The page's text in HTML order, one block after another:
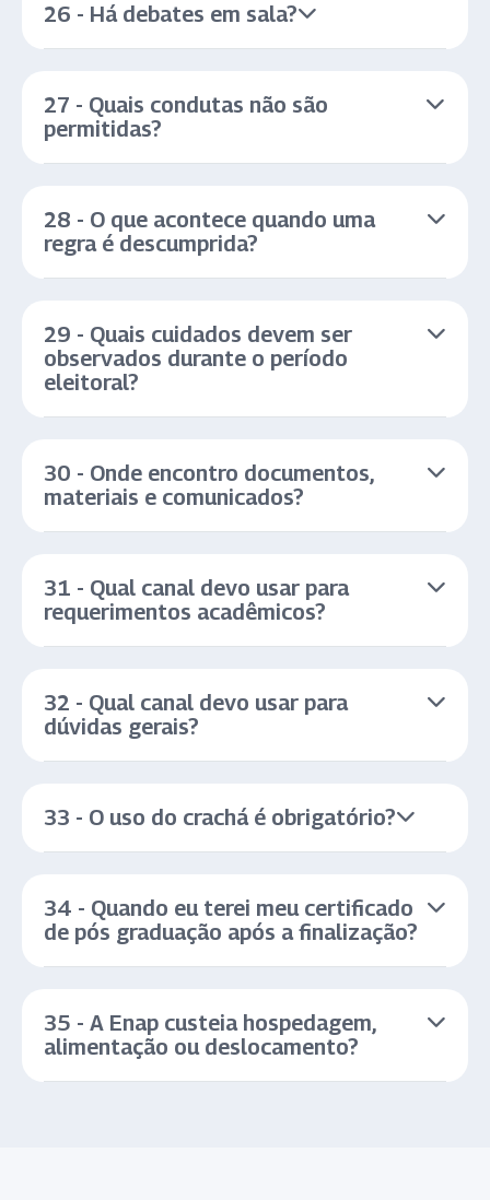
26 - Há debates em sala?
27 - Quais condutas não são
permitidas?
28 - O que acontece quando uma
regra é descumprida?
29 - Quais cuidados devem ser
observados durante o período
eleitoral?
30 - Onde encontro documentos,
materiais e comunicados?
31 - Qual canal devo usar para
requerimentos acadêmicos?
32 - Qual canal devo usar para
dúvidas gerais?
33 - O uso do crachá é obrigatório?
34 - Quando eu terei meu certificado
de pós graduação após a finalização?
35 - A Enap custeia hospedagem,
alimentação ou deslocamento?